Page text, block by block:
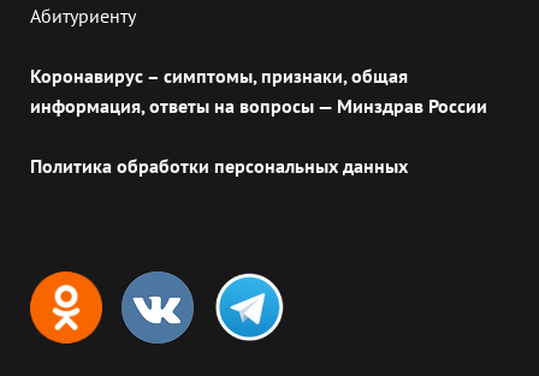
Абитуриенту
Коронавирус – симптомы, признаки, общая
информация, ответы на вопросы — Минздрав России
Политика обработки персональных данных